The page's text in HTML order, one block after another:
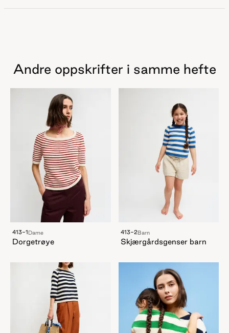
Andre oppskrifter i samme hefte
413-1Dame
Dorgetrøye
413-2Barn
Skjærgårdsgenser barn